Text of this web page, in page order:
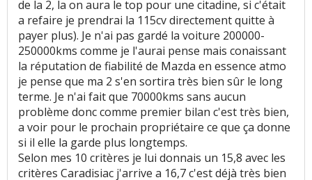
de la 2, la on aura le top pour une citadine, si c'était
a refaire je prendrai la 115cv directement quitte à
payer plus). Je n'ai pas gardé la voiture 200000-
250000kms comme je l'aurai pense mais conaissant
la réputation de fiabilité de Mazda en essence atmo
je pense que ma 2 s'en sortira très bien sûr le long
terme. Je n'ai fait que 70000kms sans aucun
problème donc comme premier bilan c'est très bien,
a voir pour le prochain propriétaire ce que ça donne
si il elle la garde plus longtemps.
Selon mes 10 critères je lui donnais un 15,8 avec les
critères Caradisiac j'arrive a 16,7 c'est déjà très bien